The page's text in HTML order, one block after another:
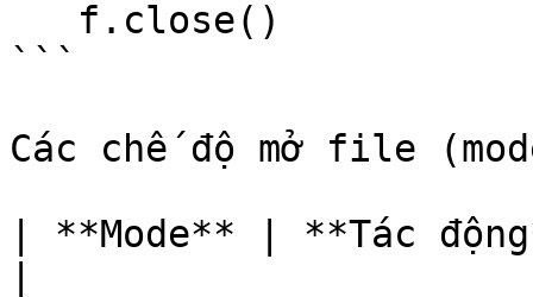
```
Các chế độ mở file
| **Mode** | **Tác